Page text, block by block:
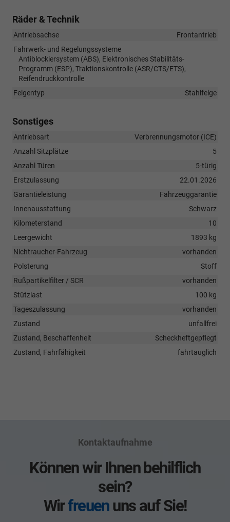
Räder & Technik
Antriebsachse
Frontantrieb
Fahrwerk- und Regelungssysteme
Antiblockiersystem (ABS), Elektronisches Stabilitäts-
Programm (ESP), Traktionskontrolle (ASR/CTS/ETS),
Reifendruckkontrolle
Felgentyp
Stahlfelge
Sonstiges
Antriebsart
Verbrennungsmotor (ICE)
Anzahl Sitzplätze
5
Anzahl Türen
5-türig
Erstzulassung
22.01.2026
Garantieleistung
Fahrzeuggarantie
Innenausstattung
Schwarz
Kilometerstand
10
Leergewicht
1893 kg
Nichtraucher-Fahrzeug
vorhanden
Polsterung
Stoff
Rußpartikelfilter / SCR
vorhanden
Stützlast
100 kg
Tageszulassung
vorhanden
Zustand
unfallfrei
Zustand, Beschaffenheit
Scheckheftgepflegt
Zustand, Fahrfähigkeit
fahrtauglich
Kontaktaufnahme
Können wir Ihnen behilflich
sein?
Wirfreuenuns auf Sie!